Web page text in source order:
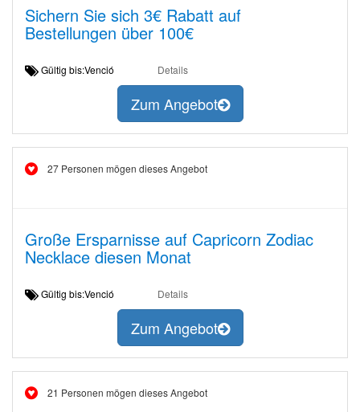
Sichern Sie sich 3€ Rabatt auf
Bestellungen über 100€
Gültig bis:Venció Details
Zum Angebot
27 Personen mögen dieses Angebot
Große Ersparnisse auf Capricorn Zodiac
Necklace diesen Monat
Gültig bis:Venció Details
Zum Angebot
21 Personen mögen dieses Angebot